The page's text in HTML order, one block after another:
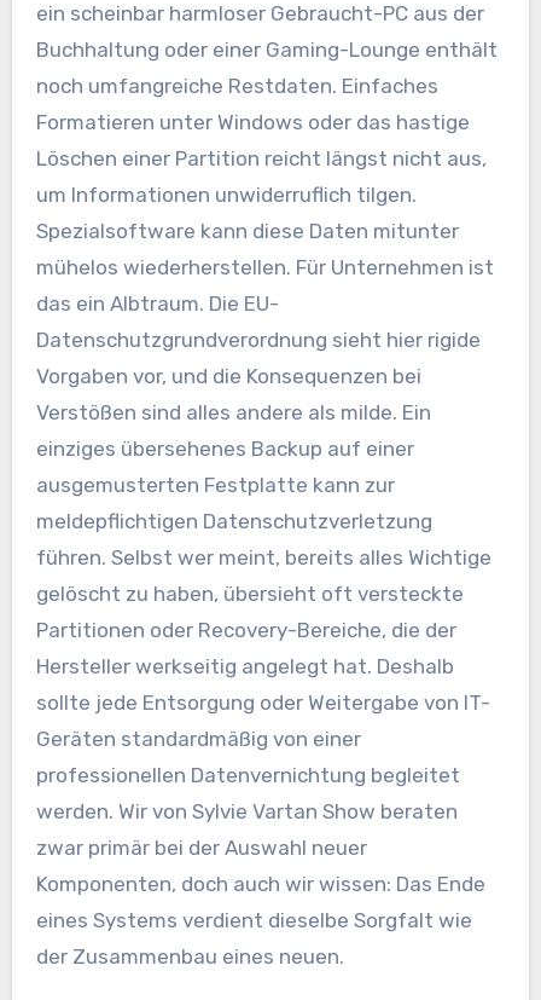
ein scheinbar harmloser Gebraucht-PC aus der
Buchhaltung oder einer Gaming-Lounge enthält
noch umfangreiche Restdaten. Einfaches
Formatieren unter Windows oder das hastige
Löschen einer Partition reicht längst nicht aus,
um Informationen unwiderruflich tilgen.
Spezialsoftware kann diese Daten mitunter
mühelos wiederherstellen. Für Unternehmen ist
das ein Albtraum. Die EU-
Datenschutzgrundverordnung sieht hier rigide
Vorgaben vor, und die Konsequenzen bei
Verstößen sind alles andere als milde. Ein
einziges übersehenes Backup auf einer
ausgemusterten Festplatte kann zur
meldepflichtigen Datenschutzverletzung
führen. Selbst wer meint, bereits alles Wichtige
gelöscht zu haben, übersieht oft versteckte
Partitionen oder Recovery-Bereiche, die der
Hersteller werkseitig angelegt hat. Deshalb
sollte jede Entsorgung oder Weitergabe von IT-
Geräten standardmäßig von einer
professionellen Datenvernichtung begleitet
werden. Wir von Sylvie Vartan Show beraten
zwar primär bei der Auswahl neuer
Komponenten, doch auch wir wissen: Das Ende
eines Systems verdient dieselbe Sorgfalt wie
der Zusammenbau eines neuen.